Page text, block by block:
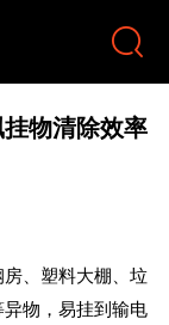

物清除效率
、塑料大棚、垃
物，易挂到输电